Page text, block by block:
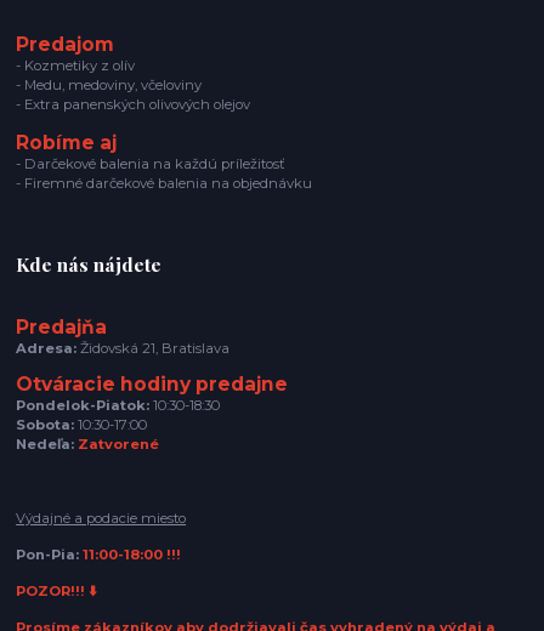
Predajom
- Kozmetiky z olív
- Medu, medoviny, včeloviny
- Extra panenských olivových olejov
Robíme aj
- Darčekové balenia na každú príležitosť
- Firemné darčekové balenia na objednávku
Kde nás nájdete
Predajňa
Adresa: Židovská 21, Bratislava
Otváracie hodiny predajne
Pondelok-Piatok: 10:30-18:30
Sobota: 10:30-17:00
Nedeľa: Zatvorené
Výdajné a podacie miesto
Pon-Pia:11:00-18:00 !!!
POZOR!!! ⬇️
Prosíme zákazníkov aby dodržiavali čas vyhradený na výdaj a